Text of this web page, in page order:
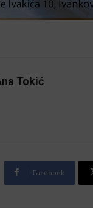
Tokić
Facebook